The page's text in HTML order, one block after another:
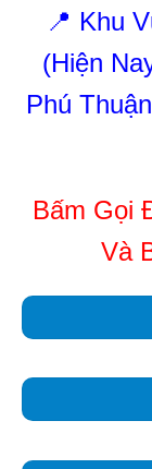
📍 Khu
(Hiện
Phú
Bấm Gọi
Và